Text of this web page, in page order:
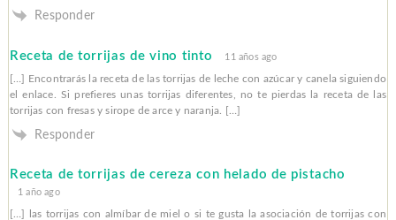
Responder
Receta de torrijas de vino tinto 11 años ago
[…] Encontrarás la receta de las torrijas de leche con azúcar y canela siguiendo
el enlace. Si prefieres unas torrijas diferentes, no te pierdas la receta de las
torrijas con fresas y sirope de arce y naranja. […]
Responder
Receta de torrijas de cereza con helado de pistacho
1 año ago
[…] las torrijas con almíbar de miel o si te gusta la asociación de torrijas con